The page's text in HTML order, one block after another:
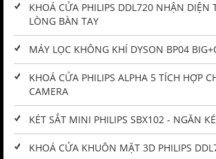
KHOÁ CỬA PHILIPS DDL720 NHẬN DIỆN
LÒNG BÀN TAY
MÁY LỌC KHÔNG KHÍ DYSON BP04
KHOÁ CỬA PHILIPS ALPHA 5 TÍCH HỢP
CAMERA
KÉT SẮT MINI PHILIPS SBX102 - NGĂN
KHOÁ CỬA KHUÔN MẶT 3D PHILIPS